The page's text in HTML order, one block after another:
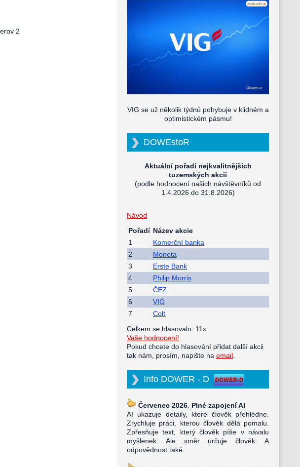
2
VIG se už několik týdnů pohybuje v klidném a
optimistickém pásmu!
DOWEstoR
Aktuální pořadí nejkvalitnějších
tuzemských akcií
(podle hodnocení našich návštěvníků od
1.4.2026 do 31.8.2026)
Návod
Pořadí Název akcie
1
Komerční banka
2
Moneta
3
Erste Bank
4
Philip Morris
5
ČEZ
6
VIG
7
Colt
Celkem se hlasovalo: 11x
Vaše hodnocení!
Pokud chcete do hlasování přidat další akcii
tak nám, prosím, napište na email
Info DOWER - D
Červenec 2026 Plné zapojení AI
AI ukazuje detaily, které člověk přehlédne.
Zrychluje práci, kterou člověk dělá pomalu.
Zpřesňuje text, který člověk píše v návalu
myšlenek. Ale směr určuje člověk. A
odpovědnost také.